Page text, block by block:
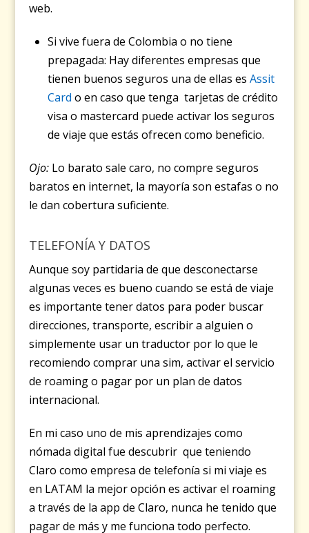
web.
Si vive fuera de Colombia o no tiene
prepagada: Hay diferentes empresas que
tienen buenos seguros una de ellas es Assit
Card o en caso que tenga tarjetas de crédito
visa o mastercard puede activar los seguros
de viaje que estás ofrecen como beneficio.
Ojo: Lo barato sale caro, no compre seguros
baratos en internet, la mayoría son estafas o no
le dan cobertura suficiente.
TELEFONÍA Y DATOS
Aunque soy partidaria de que desconectarse
algunas veces es bueno cuando se está de viaje
es importante tener datos para poder buscar
direcciones, transporte, escribir a alguien o
simplemente usar un traductor por lo que le
recomiendo comprar una sim, activar el servicio
de roaming o pagar por un plan de datos
internacional.
En mi caso uno de mis aprendizajes como
nómada digital fue descubrir que teniendo
Claro como empresa de telefonía si mi viaje es
en LATAM la mejor opción es activar el roaming
a través de la app de Claro, nunca he tenido que
pagar de más y me funciona todo perfecto.